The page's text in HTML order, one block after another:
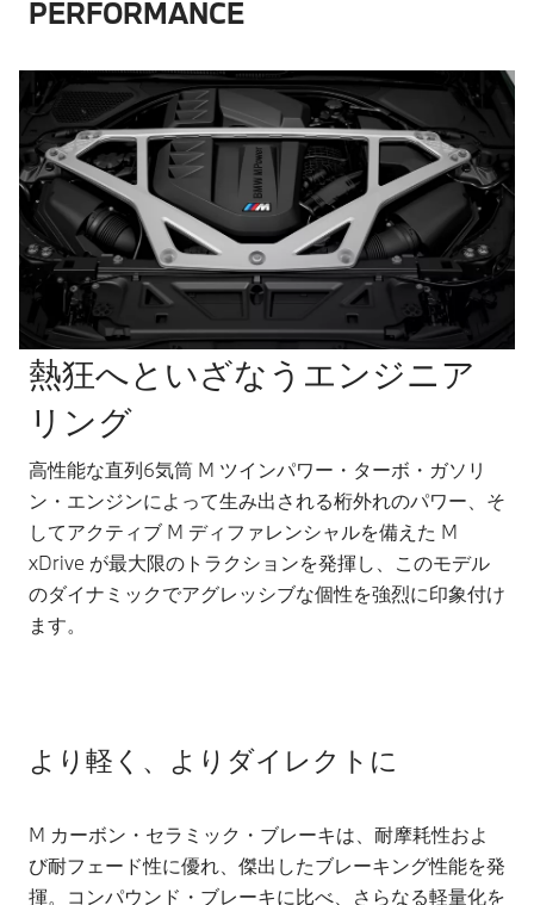
PERFORMANCE
熱狂へといざなうエンジニア
リング
高性能な直列6気筒 M ツインパワー・ターボ・ガソリ
ン・エンジンによって生み出される桁外れのパワー、そ
してアクティブ M ディファレンシャルを備えた M
xDrive が最大限のトラクションを発揮し、このモデル
のダイナミックでアグレッシブな個性を強烈に印象付け
ます。
より軽く、よりダイレクトに
M カーボン・セラミック・ブレーキは、耐摩耗性およ
び耐フェード性に優れ、傑出したブレーキング性能を発
揮。コンパウンド・ブレーキに比べ、さらなる軽量化を